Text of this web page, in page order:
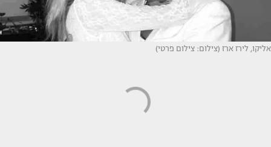
אליקו, לירז ארז (צילום: צילום פרטי)